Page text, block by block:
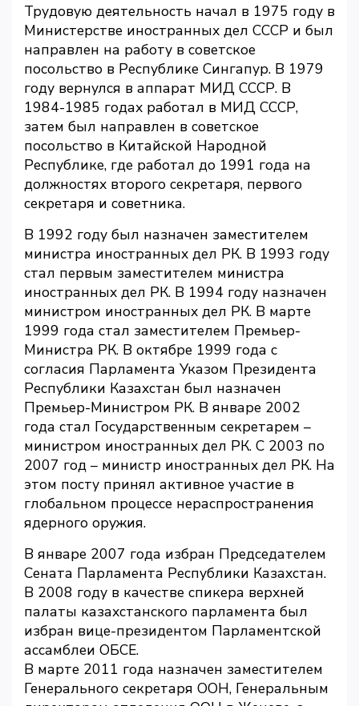
Трудовую деятельность начал в 1975 году в
Министерстве иностранных дел СССР и был
направлен на работу в советское
посольство в Республике Сингапур. В 1979
году вернулся в аппарат МИД СССР. В
1984-1985 годах работал в МИД СССР,
затем был направлен в советское
посольство в Китайской Народной
Республике, где работал до 1991 года на
должностях второго секретаря, первого
секретаря и советника.
В 1992 году был назначен заместителем
министра иностранных дел РК. В 1993 году
стал первым заместителем министра
иностранных дел РК. В 1994 году назначен
министром иностранных дел РК. В марте
1999 года стал заместителем Премьер-
Министра РК. В октябре 1999 года с
согласия Парламента Указом Президента
Республики Казахстан был назначен
Премьер-Министром РК. В январе 2002
года стал Государственным секретарем –
министром иностранных дел РК. С 2003 по
2007 год – министр иностранных дел РК. На
этом посту принял активное участие в
глобальном процессе нераспространения
ядерного оружия.
В январе 2007 года избран Председателем
Сената Парламента Республики Казахстан.
В 2008 году в качестве спикера верхней
палаты казахстанского парламента был
избран вице-президентом Парламентской
ассамблеи ОБСЕ.
В марте 2011 года назначен заместителем
Генерального секретаря ООН, Генеральным